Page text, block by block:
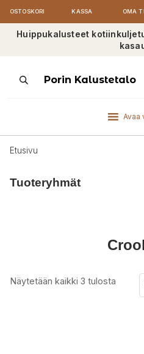
OSTOSKORI KASSA OMA
Huippukalusteet
ProductsPorin Kalustetalo
Avaa
Etusivu
Tuoteryhmät
Näytetään kaikki 3 tulosta